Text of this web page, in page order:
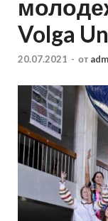
Volga
20.07.2021 - от